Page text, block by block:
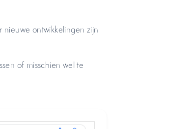
ontwikkelingen zijn
of misschien wel te